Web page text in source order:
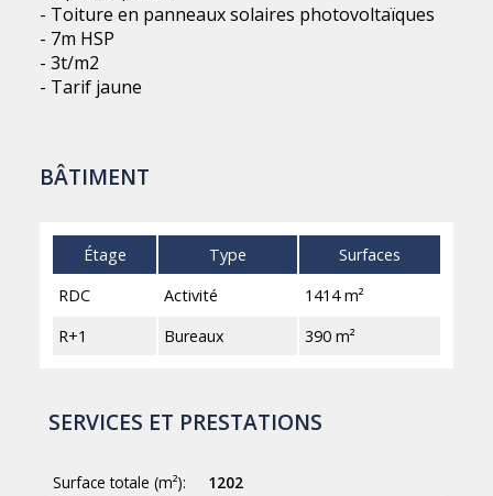
- Toiture en panneaux solaires photovoltaïques
- 7m HSP
- 3t/m2
- Tarif jaune
BÂTIMENT
Étage Type
Surfaces
RDC
Activité
1414 m²
R+1
Bureaux 390 m²
SERVICES ET PRESTATIONS
Surface totale (m²):
1202